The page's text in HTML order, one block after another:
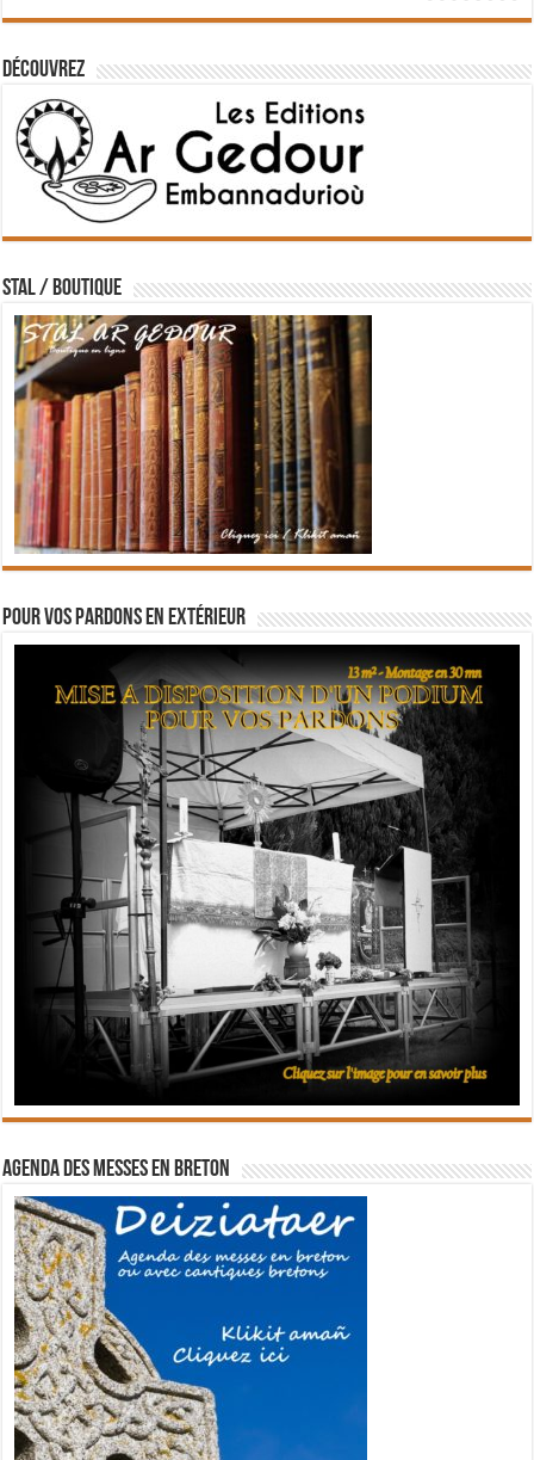
Découvrez
STAL / BOUTIQUE
Pour vos pardons en extérieur
Agenda des messes en breton